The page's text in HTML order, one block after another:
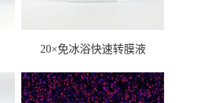
20×免冰浴快速转膜液